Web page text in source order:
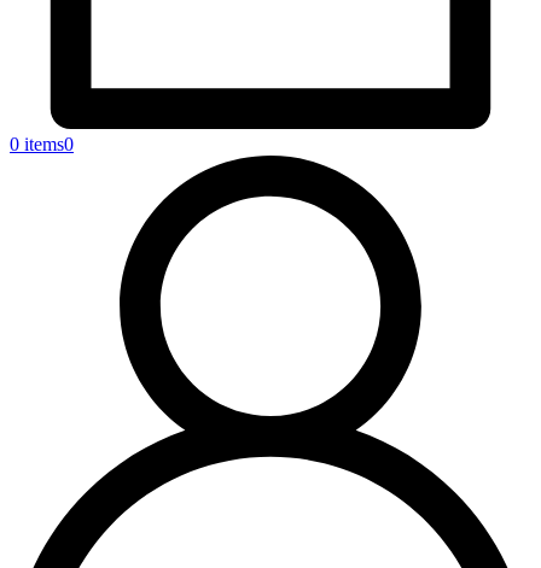
0 items0